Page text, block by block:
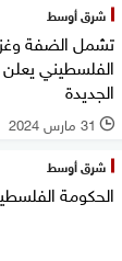
شرق أوسط
تشمل الضفة
الفلسطيني
الجديدة
l 31 مارس 2024
شرق أوسط
الحكومة